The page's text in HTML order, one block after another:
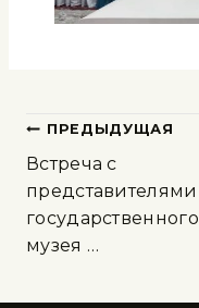
ПРЕДЫДУЩАЯ
Встреча с
представителями
государственного
музея …